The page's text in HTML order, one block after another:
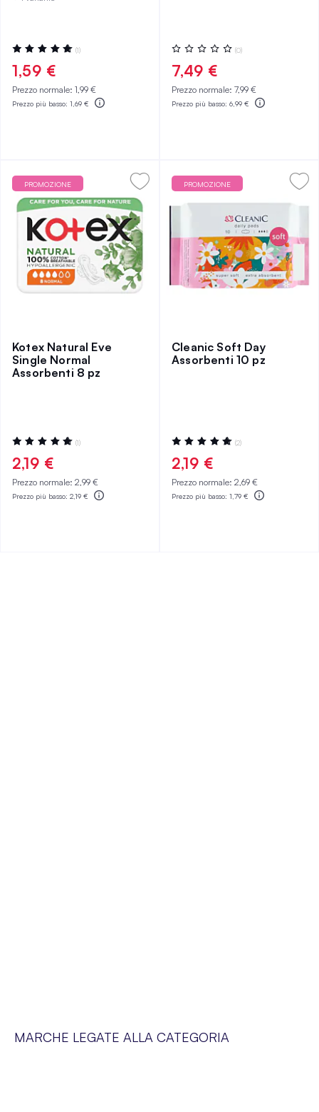
Valutazione:
100%
(1)
1,59 €
Prezzo normale: 1,99 €
Prezzo più basso: 1,69 €
Valutazione:
0%
(0)
7,49 €
Prezzo normale: 7,99 €
Prezzo più basso: 6,99 €
PROMOZIONE
Kotex Natural Eve
Single Normal
Assorbenti 8 pz
Valutazione:
100%
(1)
2,19 €
Prezzo normale: 2,99 €
Prezzo più basso: 2,19 €
PROMOZIONE
Cleanic Soft Day
Assorbenti 10 pz
Valutazione:
100%
(2)
2,19 €
Prezzo normale: 2,69 €
Prezzo più basso: 1,79 €
MARCHE LEGATE ALLA CATEGORIA